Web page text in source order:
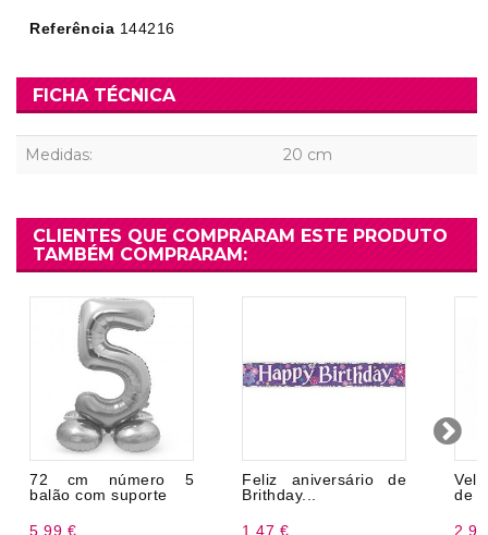
Referência 144216
FICHA TÉCNICA
Medidas: 20 cm
CLIENTES QUE COMPRARAM ESTE PRODUTO
TAMBÉM COMPRARAM:
72 cm número 5
balão com suporte
5,99 €
Feliz aniversário de
Brithday...
1,47 €
de